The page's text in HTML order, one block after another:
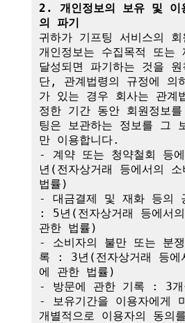
2. 개인정보의 보유 및 이
의 파기
귀하가 기프팅 서비스의 회
개인정보는 수집목적 또는
달성되면 파기하는 것을
단, 관계법령의 규정에 의
가 있는 경우 회사는 관계
정한 기간 동안 회원정보
팅은 보관하는 정보를 그
만 이용합니다.
- 계약 또는 청약철회 등
년(전자상거래 등에서의 소
법률)
- 대금결제 및 재화 등의
: 5년(전자상거래 등에서
관한 법률)
- 소비자의 불만 또는 분
록 : 3년(전자상거래 등에
에 관한 법률)
- 방문에 관한 기록 : 3개
- 보유기간을 이용자에게
개별적으로 이용자의 동의